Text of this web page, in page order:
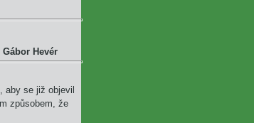
Hevér
aby se již objevil
způsobem, že